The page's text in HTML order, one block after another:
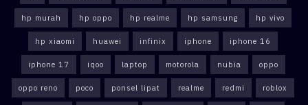
hp murah hp oppo hp realme hp samsung hp vivo
hp xiaomi huawei infinix iphone iphone 16
iphone 17 iqoo laptop motorola nubia oppo
oppo reno poco ponsel lipat realme redmi roblox